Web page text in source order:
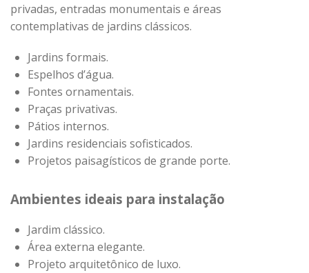
privadas, entradas monumentais e áreas
contemplativas de jardins clássicos.
Jardins formais.
Espelhos d’água.
Fontes ornamentais.
Praças privativas.
Pátios internos.
Jardins residenciais sofisticados.
Projetos paisagísticos de grande porte.
Ambientes ideais para instalação
Jardim clássico.
Área externa elegante.
Projeto arquitetônico de luxo.